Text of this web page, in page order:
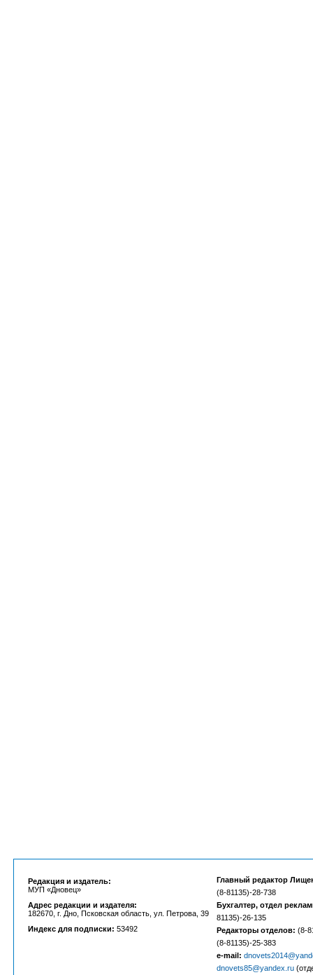
Редакция и издатель:
МУП «Дновец»
Адрес редакции и издателя:
182670, г. Дно, Псковская область, ул. Петрова, 39
Индекс для подписки: 53492
Главный редактор
(8-81135)-28-738
Бухгалтер, отдел
81135)-26-135
Редакторы отделов: (8-
(8-81135)-25-383
e-mail:
dnovets85@yandex.ru